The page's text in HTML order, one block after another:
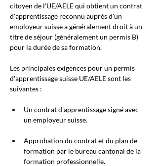
citoyen de l'UE/AELE qui obtient un contrat
d'apprentissage reconnu auprès d'un
employeur suisse a généralement droit à un
titre de séjour (généralement un permis B)
pour la durée de sa formation.
Les principales exigences pour un permis
d'apprentissage suisse UE/AELE sont les
suivantes :
Un contrat d'apprentissage signé avec
un employeur suisse.
Approbation du contrat et du plan de
formation par le bureau cantonal de la
formation professionnelle.